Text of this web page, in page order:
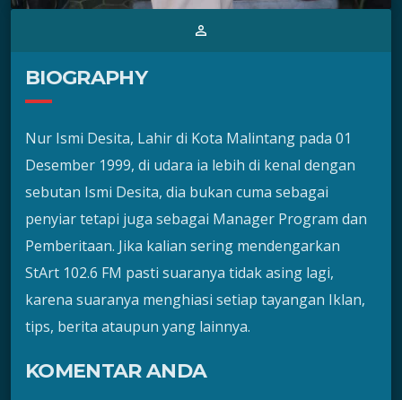
person_outline
BIOGRAPHY
Nur Ismi Desita, Lahir di Kota Malintang pada 01
Desember 1999, di udara ia lebih di kenal dengan
sebutan Ismi Desita, dia bukan cuma sebagai
penyiar tetapi juga sebagai Manager Program dan
Pemberitaan. Jika kalian sering mendengarkan
StArt 102.6 FM pasti suaranya tidak asing lagi,
karena suaranya menghiasi setiap tayangan Iklan,
tips, berita ataupun yang lainnya.
KOMENTAR ANDA